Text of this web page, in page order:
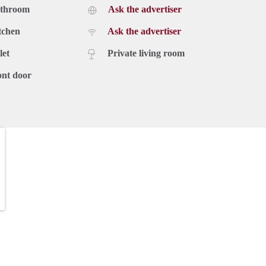
door
Ask the advertiser
Ask the advertiser
Private living room